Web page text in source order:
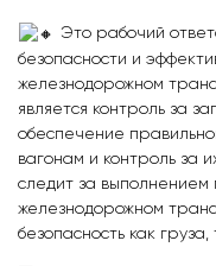
Это рабочий
безопасности и
железнодорожном
является контроль за
обеспечение
вагонам и контроль за
следит за выполнением
железнодорожном
безопасность как